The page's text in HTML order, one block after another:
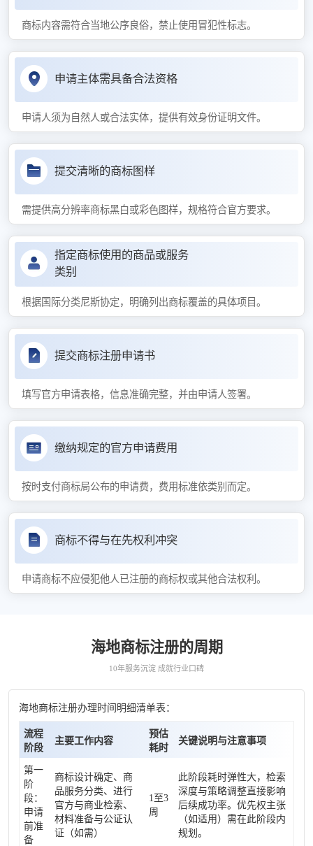
商标内容需符合当地公序良俗，禁止使用冒犯性标志。
申请主体需具备合法资格
申请人须为自然人或合法实体，提供有效身份证明文件。
提交清晰的商标图样
需提供高分辨率商标黑白或彩色图样，规格符合官方要求。
指定商标使用的商品或服务
类别
根据国际分类尼斯协定，明确列出商标覆盖的具体项目。
提交商标注册申请书
填写官方申请表格，信息准确完整，并由申请人签署。
缴纳规定的官方申请费用
按时支付商标局公布的申请费，费用标准依类别而定。
商标不得与在先权利冲突
申请商标不应侵犯他人已注册的商标权或其他合法权利。
海地商标注册的周期
10年服务沉淀 成就行业口碑
海地商标注册办理时间明细清单表：
流程
阶段
主要工作内容
预估
耗时
关键说明与注意事项
第一
阶
段：
申请
前准
备
商标设计确定、商
品服务分类、进行
官方与商业检索、
材料准备与公证认
证（如需）
1至3
周
此阶段耗时弹性大，检索
深度与策略调整直接影响
后续成功率。优先权主张
（如适用）需在此阶段内
规划。